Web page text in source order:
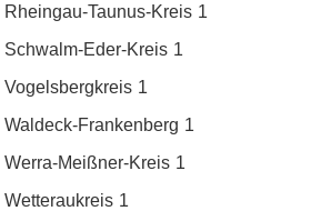
Rheingau-Taunus-Kreis 1
Schwalm-Eder-Kreis 1
Vogelsbergkreis 1
Waldeck-Frankenberg 1
Werra-Meißner-Kreis 1
Wetteraukreis 1